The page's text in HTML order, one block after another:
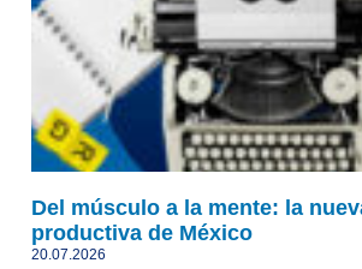
Del músculo a la mente: la
productiva de México
20.07.2026